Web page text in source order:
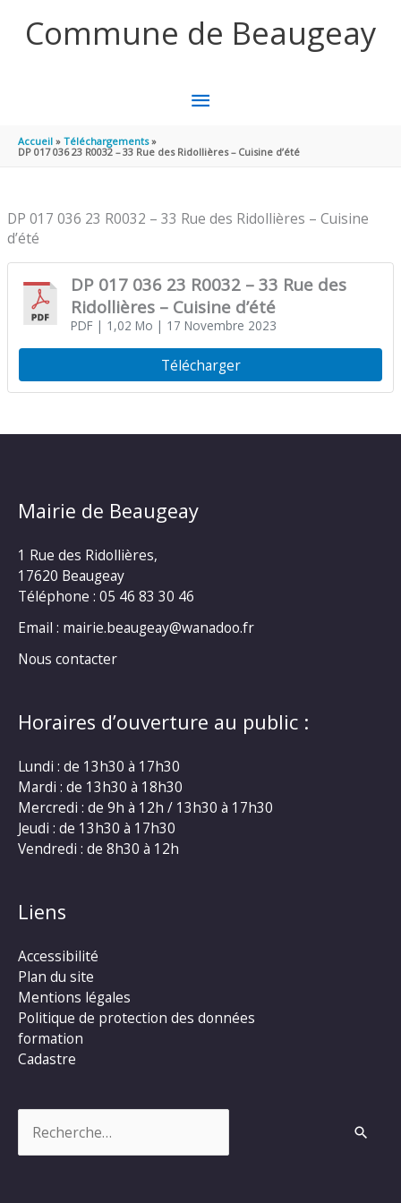
Commune de Beaugeay
MENU
PRINCIPAL
Accueil
Téléchargements
DP 017 036 23 R0032 – 33 Rue des Ridollières – Cuisine d’été
DP 017 036 23 R0032 – 33 Rue des Ridollières – Cuisine
d’été
DP 017 036 23 R0032 – 33 Rue des
Ridollières – Cuisine d’été
PDF| 1,02 Mo | 17 Novembre 2023
Télécharger
Mairie de Beaugeay
1 Rue des Ridollières,
17620 Beaugeay
Téléphone : 05 46 83 30 46
Email : mairie.beaugeay@wanadoo.fr
Nous contacter
Horaires d’ouverture au public :
Lundi : de 13h30 à 17h30
Mardi : de 13h30 à 18h30
Mercredi : de 9h à 12h / 13h30 à 17h30
Jeudi : de 13h30 à 17h30
Vendredi : de 8h30 à 12h
Liens
Accessibilité
Plan du site
Mentions légales
Politique de protection des données
formation
Cadastre